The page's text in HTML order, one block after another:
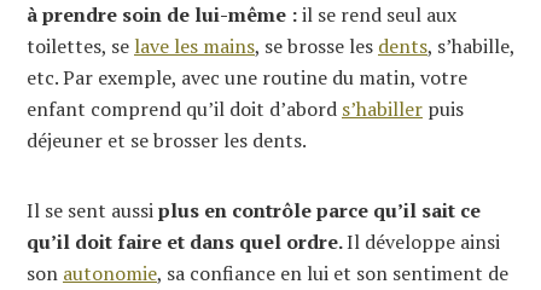
à prendre soin de lui-même :il se rend seul aux
toilettes, se lave les mains, se brosse les dents, s’habille,
etc. Par exemple, avec une routine du matin, votre
enfant comprend qu’il doit d’abord s’habiller puis
déjeuner et se brosser les dents.
Il se sent aussiplus en contrôle parce qu’il sait ce
qu’il doit faire et dans quel ordre.Il développe ainsi
son autonomie, sa confiance en lui et son sentiment de